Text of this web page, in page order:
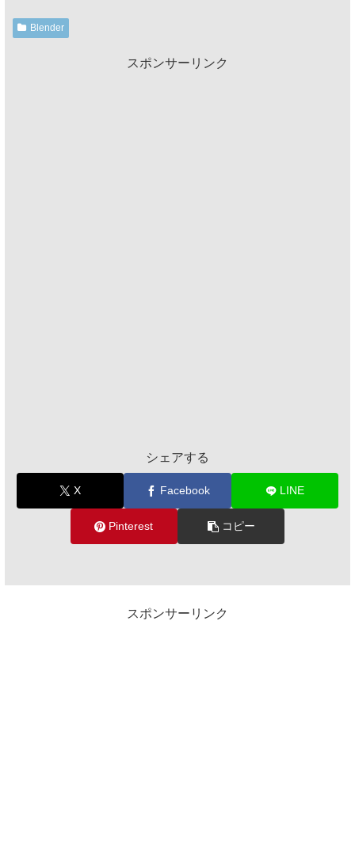
Blender
スポンサーリンク
シェアする
X Facebook LINE
Pinterest コピー
スポンサーリンク